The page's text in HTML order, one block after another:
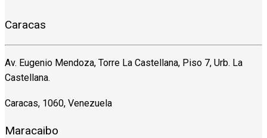
Caracas
Av. Eugenio Mendoza, Torre La Castellana, Piso 7, Urb. La
Castellana.
Caracas, 1060, Venezuela
Maracaibo